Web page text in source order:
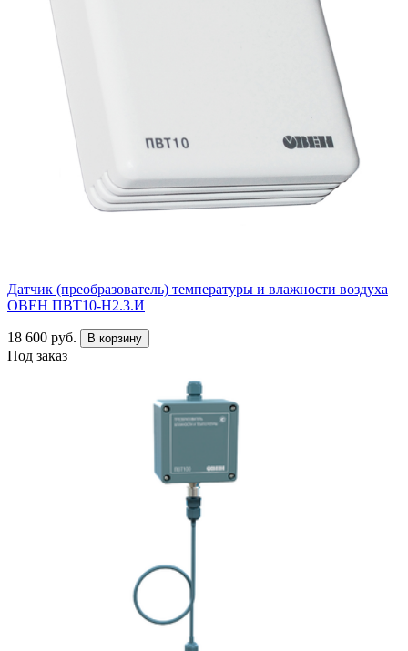
Датчик (преобразователь) температуры и влажности воздуха
ОВЕН ПВТ10-Н2.3.И
18 600 руб. В корзину
Под заказ